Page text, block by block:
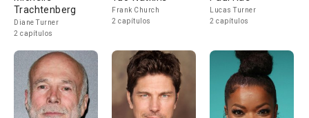
Trachtenberg
Diane Turner
2 capítulos
Frank Church
2 capítulos
Lucas Turner
2 capítulos